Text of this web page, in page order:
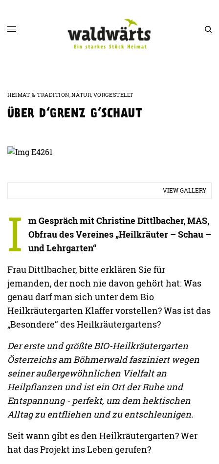
HEIMAT & TRADITION,NATUR, VORGESTELLT
ÜBER D‘GRENZ G‘SCHAUT
VIEW GALLERY
I
m Gespräch mit Christine Dittlbacher, MAS,
Obfrau des Vereines „Heilkräuter – Schau –
und Lehrgarten“
Frau Dittlbacher, bitte erklären Sie für
jemanden, der noch nie davon gehört hat: Was
genau darf man sich unter dem Bio
Heilkräutergarten Klaffer vorstellen? Was ist das
„Besondere“ des Heilkräutergartens?
Der erste und größte BIO-Heilkräutergarten
Österreichs am Böhmerwald fasziniert wegen
seiner außergewöhnlichen Vielfalt an
Heilpflanzen und ist ein Ort der Ruhe und
Entspannung - perfekt, um dem hektischen
Alltag zu entfliehen und zu entschleunigen.
Seit wann gibt es den Heilkräutergarten? Wer
hat das Projekt ins Leben gerufen?